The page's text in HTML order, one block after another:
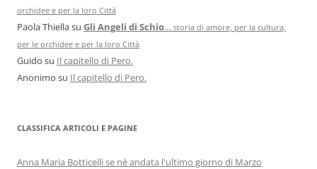
orchidee e per la loro Città
Paola Thiellasu Gli Angeli di Schio… storia di amore, per la cultura,
per le orchidee e per la loro Città
Guido su Il capitello di Pero.
Anonimo su Il capitello di Pero.
CLASSIFICA ARTICOLI E PAGINE
Anna Maria Botticelli se nè andata l'ultimo giorno di Marzo